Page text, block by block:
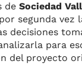
de Sociedad
segunda vez
decisiones
para
del proyecto